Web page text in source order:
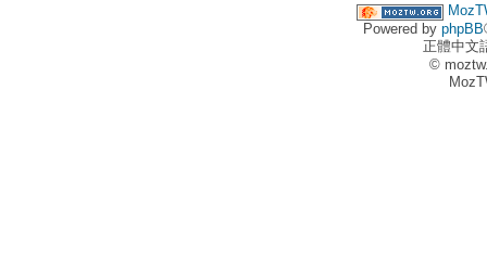
Powered by phpBB
正體中文
©